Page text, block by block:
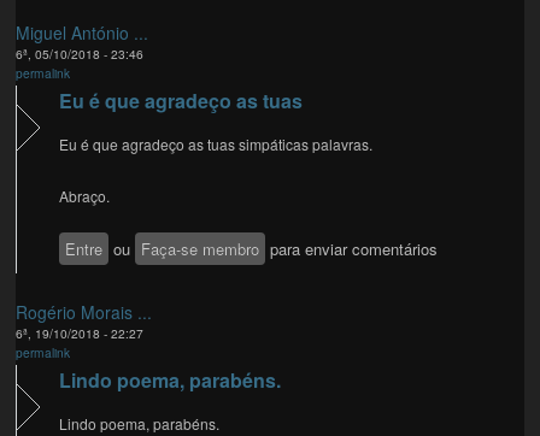
Miguel António ...
6ª, 05/10/2018 - 23:46
permalink
Eu é que agradeço as tuas
Eu é que agradeço as tuas simpáticas palavras.
Abraço.
Entre ou Faça-se membro para enviar comentários
Rogério Morais ...
6ª, 19/10/2018 - 22:27
permalink
Lindo poema, parabéns.
Lindo poema, parabéns.